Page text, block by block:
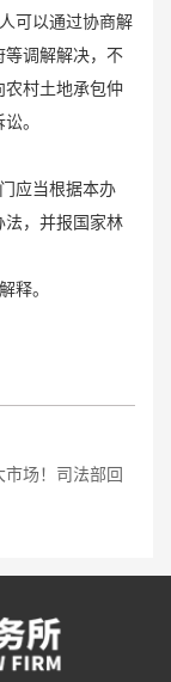
可以通过协商解
调解解决，不
村土地承包仲
。
应当根据本办
，并报国家林
释。
场！司法部回